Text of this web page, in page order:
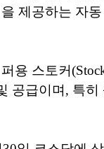
제공하는 자
용 스토커
공급이며, 특